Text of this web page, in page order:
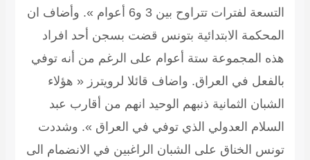
التسعة لفترات تتراوح بين 3 و6 أعوام ». وأضاف ان
المحكمة الابتدائية بتونس قضت بسجن أحد افراد
هذه المجموعة ستة أعوام على الرغم من أنه توفي
بالفعل في العراق. واضاف قائلا لرويترز « هؤلاء
الشبان الثمانية ذنبهم الوحيد انهم من أقارب عبد
السلام العدولي الذي توفي في العراق ». وشددت
تونس الخناق على الشبان الراغبين في الانضمام الى